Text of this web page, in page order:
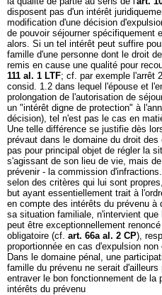
disposent pas d'un intérêt
modification d'une décision
de pouvoir séjourner spécifiquement
alors. Si un tel intérêt peut suffire
famille d'une personne dont le droit
remis en cause une qualité pour
111 al. 1 LTF; cf. par exemple l'arrêt
consid. 1.2 dans lequel l'épouse et
prolongation de l'autorisation de
un "intérêt digne de protection" à
décision), tel n'est pas le cas en
Une telle différence se justifie dès
prévaut dans le domaine du droit
pas pour principal objet de régler la
s'agissant de son lieu de vie, mais
prévenir - la commission
selon des critères qui lui sont
but ayant essentiellement trait à
en compte des intérêts du prévenu
sa situation familiale, n'intervient que
peut être exceptionnellement
obligatoire (cf. art. 66a al. 2 CP),
proportionnée en cas d'expulsion non
Dans le domaine pénal, une
famille du prévenu ne serait
entraver le bon fonctionnement de la
intérêts du prévenu